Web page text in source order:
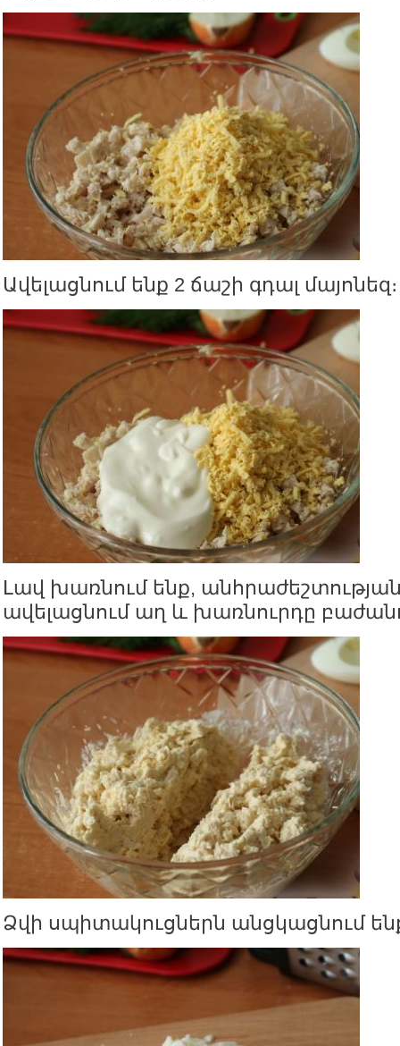
Ավելացնում ենք 2 ճաշի գդալ մայոնեզ։
Լավ խառնում ենք,
ավելացնում աղ և խառնուրդը
Ձվի սպիտակուցներն անցկացնում